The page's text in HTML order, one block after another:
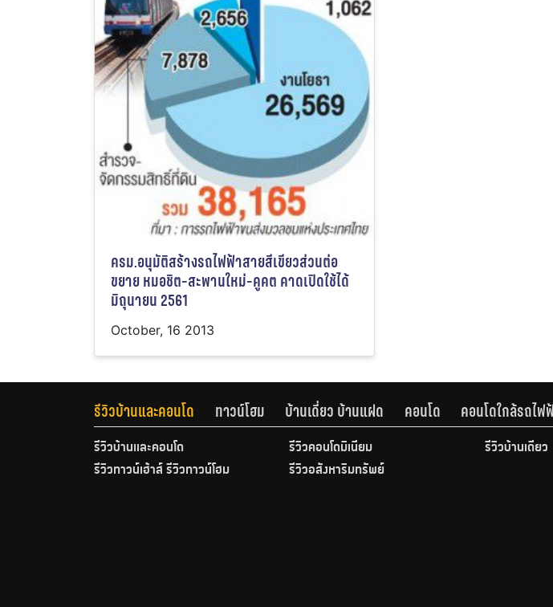
ครม.อนุมัติสร้างรถไฟฟ้าสายสีเขียวส่วนต่อ
ขยาย หมอชิต-สะพานใหม่-คูคต คาดเปิดใช้ได้
มิถุนายน 2561
October, 16 2013
รีวิวบ้านและคอนโด ทาวน์โฮม บ้านเดี่ยว บ้านแฝด คอนโด คอนโดใกล้รถไ
รีวิวบ้านและคอนโด รีวิวคอนโดมิเนียม
รีวิวบ้านเดี่ยว
รีวิวทาวน์เฮ้าส์ รีวิวทาวน์โฮม
รีวิวอสังหาริมทรัพย์